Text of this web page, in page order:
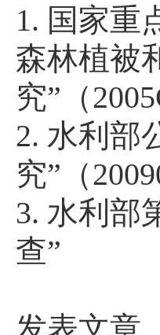
1. 国家重
森林植被
究” （
2. 水利部
究” （
3. 水利部
查”